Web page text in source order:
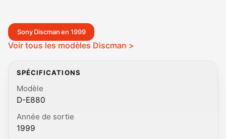
Sony Discman en 1999
Voir tous les modèles Discman >
SPÉCIFICATIONS
Modèle
D-E880
Année de sortie
1999